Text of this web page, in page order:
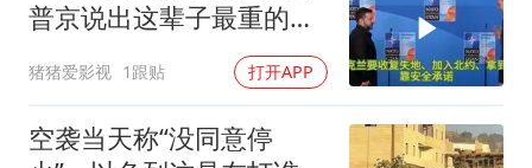
普京说出这辈子最重的一
猪猪爱影视 1跟贴 打开APP
空袭当天称“没同意停